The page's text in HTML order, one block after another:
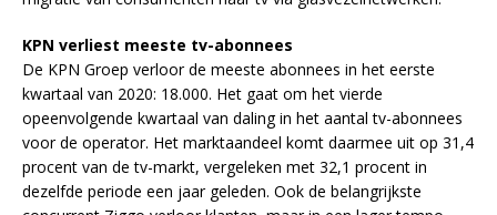
KPN verliest meeste tv-abonnees
De KPN Groep verloor de meeste abonnees in het eerste
kwartaal van 2020: 18.000. Het gaat om het vierde
opeenvolgende kwartaal van daling in het aantal tv-abonnees
voor de operator. Het marktaandeel komt daarmee uit op 31,4
procent van de tv-markt, vergeleken met 32,1 procent in
dezelfde periode een jaar geleden. Ook de belangrijkste